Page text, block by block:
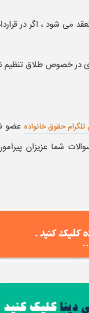
می شود ، اگر در
ای در خصوص طلاق تنظیم
تلگرام حقوق خانواده عضو
شما عزیزان